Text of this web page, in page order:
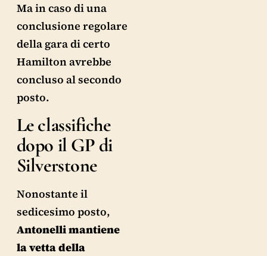
Ma in caso di una
conclusione regolare
della gara di certo
Hamilton avrebbe
concluso al secondo
posto.
Le classifiche
dopo il GP di
Silverstone
Nonostante il
sedicesimo posto,
Antonelli mantiene
la vetta della